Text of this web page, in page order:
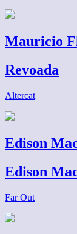
Mauricio
Revoada
Altercat
Edison
Edison
Far Out